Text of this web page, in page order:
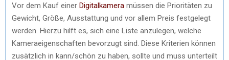
Vor dem Kauf einer Digitalkamera müssen die Prioritäten zu
Gewicht, Größe, Ausstattung und vor allem Preis festgelegt
werden. Hierzu hilft es, sich eine Liste anzulegen, welche
Kameraeigenschaften bevorzugt sind. Diese Kriterien können
zusätzlich in kann/schön zu haben, sollte und muss unterteilt